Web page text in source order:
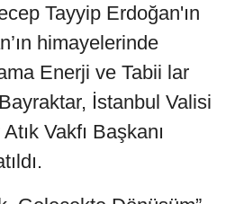
Tayyip Erdoğan'ın
himayelerinde
Enerji ve Tabii lar
İstanbul Valisi
Vakfı Başkanı